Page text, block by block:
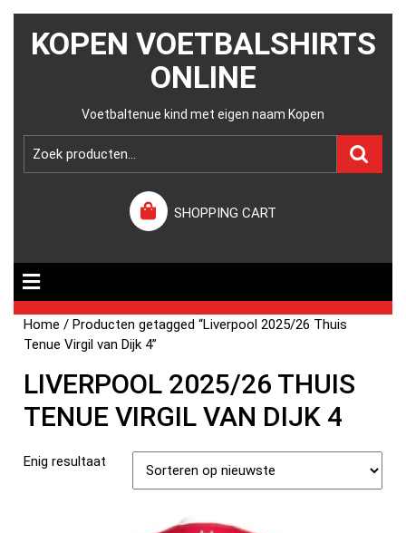
KOPEN VOETBALSHIRTS
ONLINE
Voetbaltenue kind met eigen naam Kopen
SHOPPING CART
Home / Producten getagged “Liverpool 2025/26 Thuis
Tenue Virgil van Dijk 4”
LIVERPOOL 2025/26 THUIS
TENUE VIRGIL VAN DIJK 4
Enig resultaat